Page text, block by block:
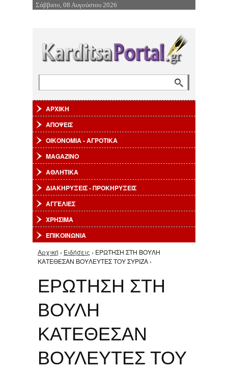
Επιστροφή στην Πλοήγηση
Σάββατο, 08 Αυγούστου 2026
ΑΡΧΙΚΗ
ΑΠΟΨΕΙΣ
ΟΙΚΟΝΟΜΙΑ - ΑΓΡΟΤΙΚΑ
MAGAZINO
ΑΘΛΗΤΙΚΑ
ΔΙΑΚΗΡΥΞΕΙΣ - ΠΡΟΚΗΡΥΞΕΙΣ
ΑΓΓΕΛΙΕΣ
ΧΡΗΣΙΜΑ
ΕΠΙΚΟΙΝΩΝΙΑ
Είστε εδώ
Αρχική › Ειδήσεις › ΕΡΩΤΗΣΗ ΣΤΗ ΒΟΥΛΗ
ΚΑΤΕΘΕΣΑΝ ΒΟΥΛΕΥΤΕΣ ΤΟΥ ΣΥΡΙΖΑ ›
ΕΡΩΤΗΣΗ ΣΤΗ
ΒΟΥΛΗ
ΚΑΤΕΘΕΣΑΝ
ΒΟΥΛΕΥΤΕΣ ΤΟΥ